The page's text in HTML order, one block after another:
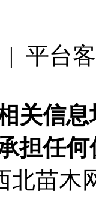
| 平台
关信
担任
北苗木